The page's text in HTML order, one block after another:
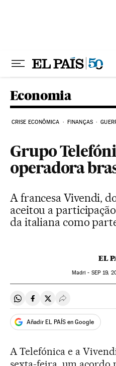
Economia
CRISE ECONÔMICA FINANÇAS
Grupo
operadora
A francesa Vivendi,
aceitou a
da italiana como
EL
Madri - SEP 19,
Compartir en Whatsapp
Compartir en Facebook
Compartir en Twitter
Desplegar
Añadir EL PAÍS en Google
A Telefónica e a